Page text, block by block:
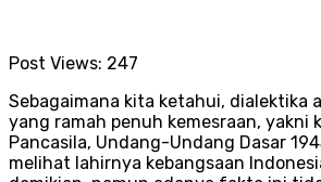
Post Views: 247
Sebagaimana kita ketahui, dialektika
yang ramah penuh kemesraan,
Pancasila, Undang-Undang Dasar
melihat lahirnya kebangsaan